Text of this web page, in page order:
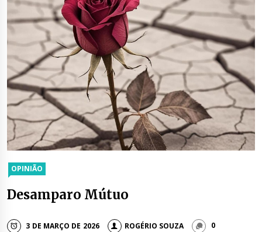
OPINIÃO
Desamparo Mútuo
3 DE MARÇO DE 2026 ROGÉRIO SOUZA 0